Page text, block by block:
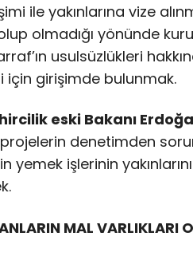
ile yakınlarına vize
olmadığı yönünde
usulsüzlükleri
için girişimde bulunmak.
eski Bakanı
denetimden
yemek işlerinin
MAL VARLIKLARI